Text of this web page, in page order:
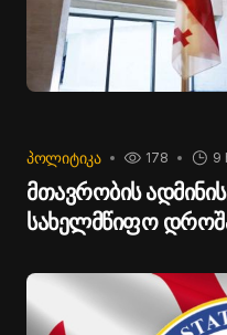
ᲞᲝᲚᲘᲢᲘᲙᲐ 9
178
მთავრობის
სახელმწიფო